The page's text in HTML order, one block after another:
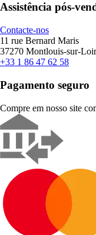
Assistência pós-
Contacte-nos
11 rue Bernard Maris
37270 Montlouis-sur-
+33 1 86 47 62 58
Pagamento seguro
Compre em nosso site